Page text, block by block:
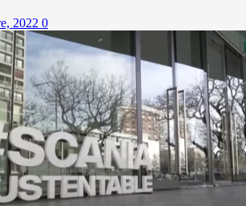
2022 0